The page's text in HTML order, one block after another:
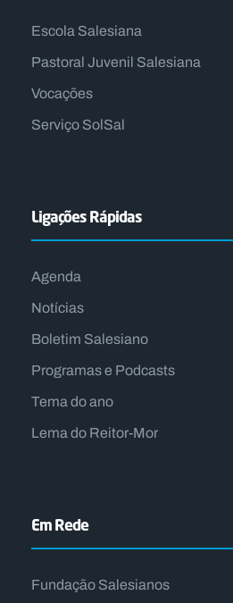
Escola Salesiana
Pastoral Juvenil Salesiana
Vocações
Serviço SolSal
Ligações Rápidas
Agenda
Notícias
Boletim Salesiano
Programas e Podcasts
Tema do ano
Lema do Reitor-Mor
Em Rede
Fundação Salesianos